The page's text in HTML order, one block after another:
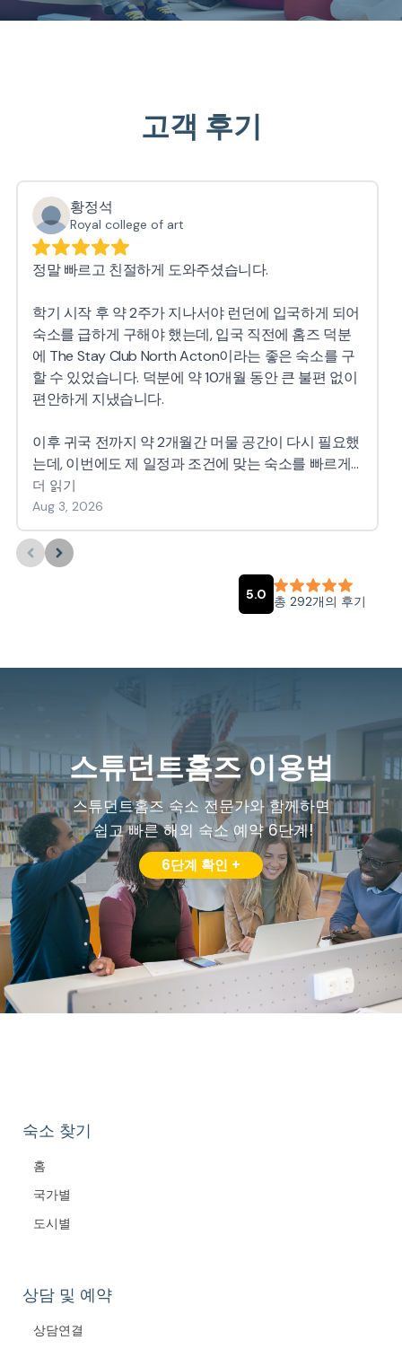
고객 후기
스튜던트홈즈 이용법
스튜던트홈즈 숙소 전문가와 함께하면
쉽고 빠른 해외 숙소 예약 6단계!
6단계 확인 +
숙소 찾기
홈
국가별
도시별
상담 및 예약
상담연결